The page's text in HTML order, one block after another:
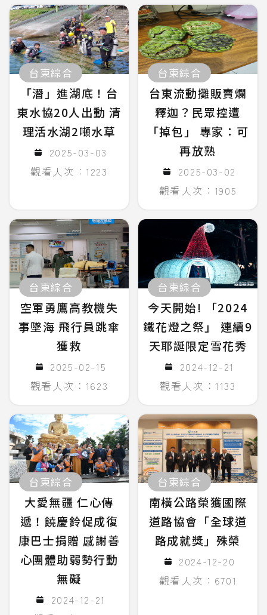
台東綜合
「潛」進湖底！台
東水協20人出動 清
理活水湖2噸水草
2025-03-03
觀看人次：1223
台東綜合
台東流動攤販賣爛
釋迦？民眾控遭
「掉包」 專家：可
再放熟
2025-03-02
觀看人次：1905
台東綜合
空軍勇鷹高教機失
事墜海 飛行員跳傘
獲救
2025-02-15
觀看人次：1623
台東綜合
今天開始! 「2024
鐵花燈之祭」 連續9
天耶誕限定雪花秀
2024-12-21
觀看人次：1133
台東綜合
大愛無疆 仁心傳
遞！饒慶鈴促成復
康巴士捐贈 感謝善
心團體助弱勢行動
無礙
2024-12-21
台東綜合
南橫公路榮獲國際
道路協會「全球道
路成就獎」殊榮
2024-12-20
觀看人次：6701